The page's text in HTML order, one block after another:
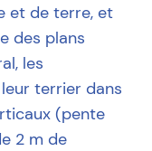
et de terre, et
des plans
les
terrier dans
(pente
2 m de